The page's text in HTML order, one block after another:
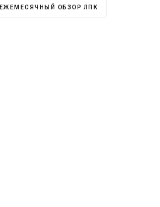
ЕЖЕМЕСЯЧНЫЙ ОБЗОР ЛПК